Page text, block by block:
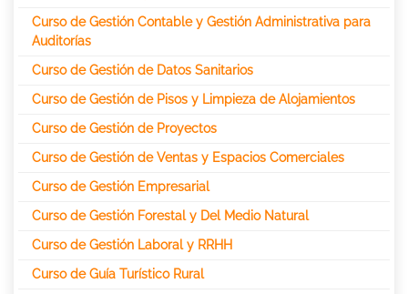
Curso de Gestión Contable y Gestión Administrativa para
Auditorías
Curso de Gestión de Datos Sanitarios
Curso de Gestión de Pisos y Limpieza de Alojamientos
Curso de Gestión de Proyectos
Curso de Gestión de Ventas y Espacios Comerciales
Curso de Gestión Empresarial
Curso de Gestión Forestal y Del Medio Natural
Curso de Gestión Laboral y RRHH
Curso de Guía Turístico Rural